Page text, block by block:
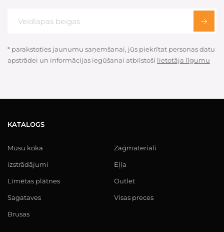
* parakstoties jaunumu saņemšanai, jūs piekrītat personas datu
apstrādei un informācijas iegūšanai atbilstoši lietotāja līgumu
KATALOGS
Mūsu koka
izstrādājumi
Līmētas plātnes
Sagataves
Brusas
Zāģmateriāli
Eļļa
Outlet
Visas preces